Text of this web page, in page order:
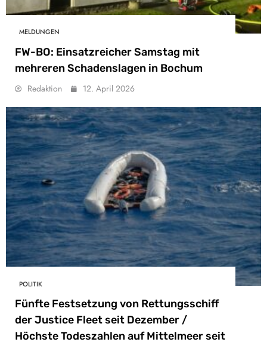
MELDUNGEN
FW-BO: Einsatzreicher Samstag mit
mehreren Schadenslagen in Bochum
Redaktion 12. April 2026
POLITIK
Fünfte Festsetzung von Rettungsschiff
der Justice Fleet seit Dezember /
Höchste Todeszahlen auf Mittelmeer seit